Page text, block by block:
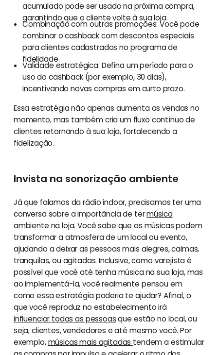
acumulado pode ser usado na próxima compra,
garantindo que o cliente volte à sua loja.
Combinação com outras promoções: Você pode
combinar o cashback com descontos especiais
para clientes cadastrados no programa de
fidelidade.
Validade estratégica: Defina um período para o
uso do cashback (por exemplo, 30 dias),
incentivando novas compras em curto prazo.
Essa estratégia não apenas aumenta as vendas no
momento, mas também cria um fluxo contínuo de
clientes retornando à sua loja, fortalecendo a
fidelização.
Invista na sonorização ambiente
Já que falamos da rádio indoor, precisamos ter uma
conversa sobre a importância de termúsica
ambiente na loja. Você sabe que as músicas podem
transformar a atmosfera de um local ou evento,
ajudando a deixar as pessoas mais alegres, calmas,
tranquilas, ou agitadas. Inclusive, como varejista é
possível que você até tenha música na sua loja, mas
ao implementá-la, você realmente pensou em
como essa estratégia poderia te ajudar? Afinal, o
que você reproduz no estabelecimento irá
influenciar todas as pessoasque estão no local, ou
seja, clientes, vendedores e até mesmo você. Por
exemplo,músicas mais agitadas tendem a estimular